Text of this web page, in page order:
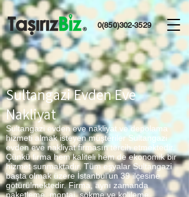
0(850)302-3529
Sultangazi Evden Eve
Nakliyat
Sultangazi evden eve nakliyat ve depolama
hizmeti almak isteyen müşteriler Sultangazi
evden eve nakliyat firmasın tercih etmektedir.
Çünkü firma hem kaliteli hem de ekonomik bir
hizmet sunmaktadır. Tüm eşyalar Sultangazi
başta olmak üzere İstanbul’un 39 ilçesine
götürülmektedir. Firma, aynı zamanda
paketleme, montaj, sökme ve kolileme